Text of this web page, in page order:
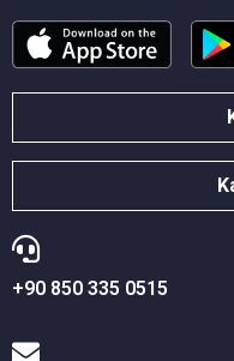
+90 850 335 0515